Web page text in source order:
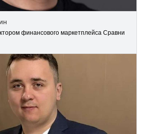
финансового маркетплейса Сравни